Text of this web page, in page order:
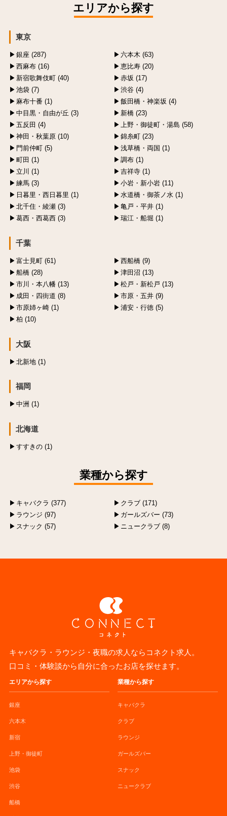
エリアから探す
東京
銀座 (287)
六本木 (63)
西麻布 (16)
恵比寿 (20)
新宿歌舞伎町 (40)
赤坂 (17)
池袋 (7)
渋谷 (4)
麻布十番 (1)
飯田橋・神楽坂 (4)
中目黒・自由が丘 (3)
新橋 (23)
五反田 (4)
上野・御徒町・湯島 (58)
神田・秋葉原 (10)
錦糸町 (23)
門前仲町 (5)
浅草橋・両国 (1)
町田 (1)
調布 (1)
立川 (1)
吉祥寺 (1)
練馬 (3)
小岩・新小岩 (11)
日暮里・西日暮里 (1)
水道橋・御茶ノ水 (1)
北千住・綾瀬 (3)
亀戸・平井 (1)
葛西・西葛西 (3)
瑞江・船堀 (1)
千葉
富士見町 (61)
西船橋 (9)
船橋 (28)
津田沼 (13)
市川・本八幡 (13)
松戸・新松戸 (13)
成田・四街道 (8)
市原・五井 (9)
市原姉ヶ崎 (1)
浦安・行徳 (5)
柏 (10)
大阪
北新地 (1)
福岡
中洲 (1)
北海道
すすきの (1)
業種から探す
キャバクラ (377)
クラブ (171)
ラウンジ (97)
ガールズバー (73)
スナック (57)
ニュークラブ (8)
キャバクラ・ラウンジ・夜職の求人ならコネクト求人。
口コミ・体験談から自分に合ったお店を探せます。
エリアから探す
銀座
六本木
新宿
上野・御徒町
池袋
渋谷
船橋
業種から探す
キャバクラ
クラブ
ラウンジ
ガールズバー
スナック
ニュークラブ